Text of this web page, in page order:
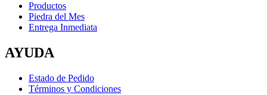
Productos
Piedra del Mes
Entrega Inmediata
AYUDA
Estado de Pedido
Términos y Condiciones